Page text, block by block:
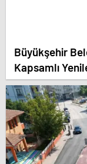
Büyükşehir
Kapsamlı